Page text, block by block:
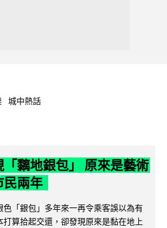
城中熱話
黐地銀包」 原來是藝術
民兩年
「銀包」多年來一再令乘客誤以為有
打算拾起交還，卻發現原來是黏在地上